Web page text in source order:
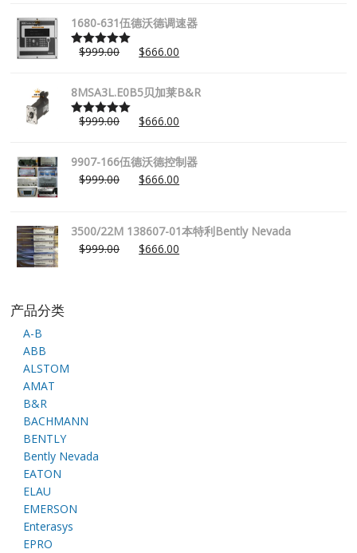
1680-631伍德沃德调速器
Rated5.00
$999.00 $666.00
8MSA3L.E0B5贝加莱B&R
Rated5.00
$999.00 $666.00
9907-166伍德沃德控制器
$999.00 $666.00
3500/22M 138607-01本特利Bently Nevada
$999.00 $666.00
产品分类
A-B
ABB
ALSTOM
AMAT
B&R
BACHMANN
BENTLY
Bently Nevada
EATON
ELAU
EMERSON
Enterasys
EPRO